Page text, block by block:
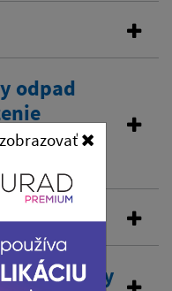
odpad
rozhlase
/kultúrny